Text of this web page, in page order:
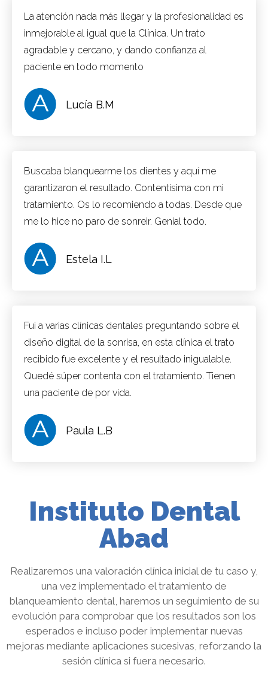
La atención nada más llegar y la profesionalidad es
inmejorable al igual que la Clínica. Un trato
agradable y cercano, y dando confianza al
paciente en todo momento
Lucía B.M
Buscaba blanquearme los dientes y aquí me
garantizaron el resultado. Contentísima con mi
tratamiento. Os lo recomiendo a todas. Desde que
me lo hice no paro de sonreir. Genial todo.
Estela I.L
Fui a varias clínicas dentales preguntando sobre el
diseño digital de la sonrisa, en esta clínica el trato
recibido fue excelente y el resultado inigualable.
Quedé súper contenta con el tratamiento. Tienen
una paciente de por vida.
Paula L.B
Instituto Dental
Abad
Realizaremos una valoración clínica inicial de tu caso y,
una vez implementado el tratamiento de
blanqueamiento dental, haremos un seguimiento de su
evolución para comprobar que los resultados son los
esperados e incluso poder implementar nuevas
mejoras mediante aplicaciones sucesivas, reforzando la
sesión clínica si fuera necesario.